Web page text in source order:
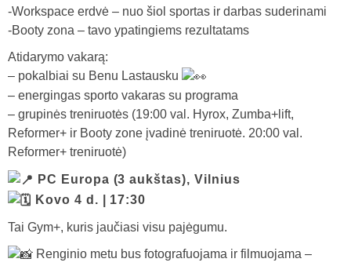
-Workspace erdvė – nuo šiol sportas ir darbas suderinami
-Booty zona – tavo ypatingiems rezultatams
Atidarymo vakarą:
– pokalbiai su Benu Lastausku
– energingas sporto vakaras su programa
– grupinės treniruotės (19:00 val. Hyrox, Zumba+lift,
Reformer+ ir Booty zone įvadinė treniruotė. 20:00 val.
Reformer+ treniruotė)
PC Europa (3 aukštas), Vilnius
Kovo 4 d. | 17:30
Tai Gym+, kuris jaučiasi visu pajėgumu.
Renginio metu bus fotografuojama ir filmuojama –